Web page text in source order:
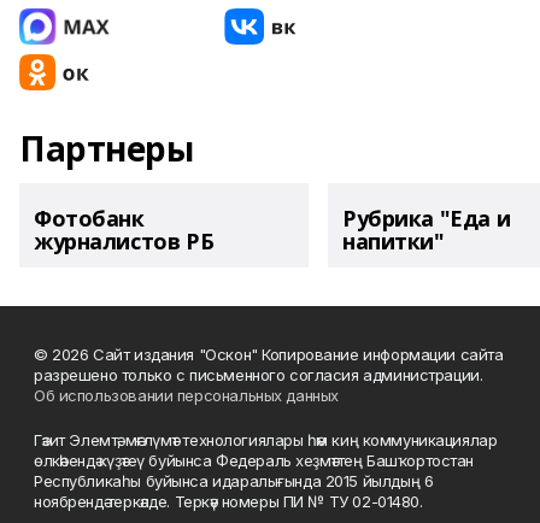
Партнеры
Фотобанк
журналистов РБ
Рубрика "Еда и
напитки"
© 2026 Сайт издания "Оскон" Копирование информации сайта
разрешено только с письменного согласия администрации.
Об использовании персональных данных
Гәзит Элемтә, мәғлүмәт технологиялары һәм киң коммуникациялар
өлкәһендә күҙәтеү буйынса Федераль хеҙмәттең Башҡортостан
Республикаһы буйынса идаралығында 2015 йылдың 6
ноябрендә теркәлде. Теркәү номеры ПИ № ТУ 02-01480.